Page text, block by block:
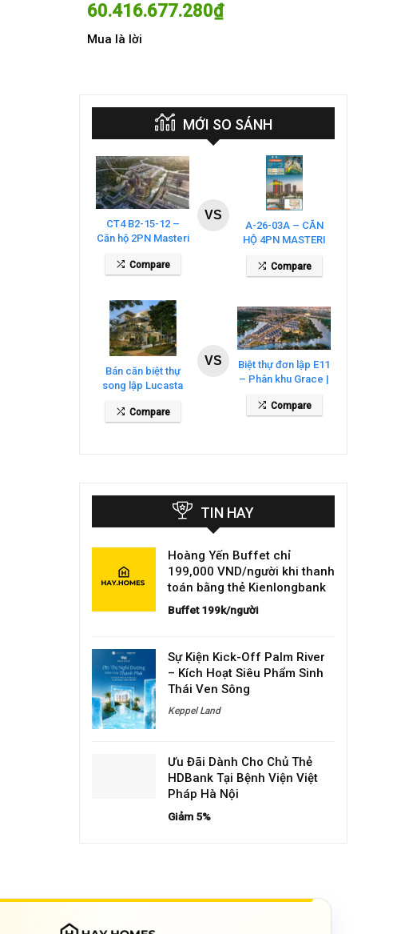
60.416.677.280₫
Mua là lời
MỚI SO SÁNH
CT4 B2-15-12 –
Căn hộ 2PN Masteri
Compare
VS
A-26-03A – CĂN
HỘ 4PN MASTERI
COSMO CENTRAL
– THE GLOBAL
Compare
Bán căn biệt thự
song lập Lucasta
Villa – DT 175m2
giá 26 tỷ
Compare
VS
Biệt thự đơn lập E11
– Phân khu Grace |
Waters
Compare
TIN HAY
Hoàng Yến Buffet chỉ
199,000 VND/người khi thanh
toán bằng thẻ Kienlongbank
Buffet 199k/người
Sự Kiện Kick-Off Palm River
– Kích Hoạt Siêu Phẩm Sinh
Thái Ven Sông
Keppel Land
Ưu Đãi Dành Cho Chủ Thẻ
HDBank Tại Bệnh Viện Việt
Pháp Hà Nội
Giảm 5%